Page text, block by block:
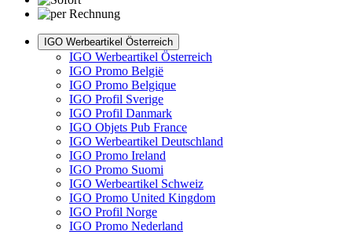
IGO Werbeartikel Österreich
IGO Werbeartikel Österreich
IGO Promo België
IGO Promo Belgique
IGO Profil Sverige
IGO Profil Danmark
IGO Objets Pub France
IGO Werbeartikel Deutschland
IGO Promo Ireland
IGO Promo Suomi
IGO Werbeartikel Schweiz
IGO Promo United Kingdom
IGO Profil Norge
IGO Promo Nederland